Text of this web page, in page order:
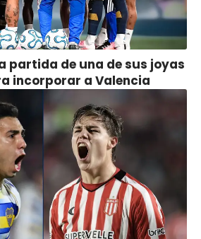
partida de una de sus joyas
incorporar a Valencia